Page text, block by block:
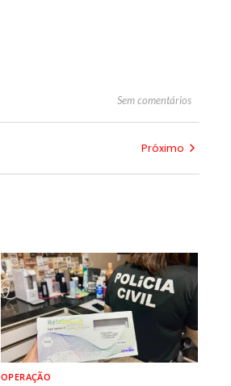
Sem comentários
Próximo
OPERAÇÃO